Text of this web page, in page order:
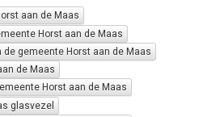
aan de Maas
Horst aan de Maas
gemeente Horst aan de Maas
de Maas
Horst aan de Maas
glasvezel